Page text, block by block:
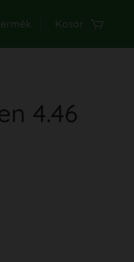
Kosár
4.46